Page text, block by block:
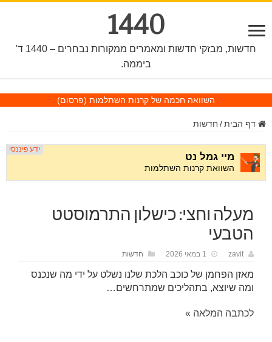
1440
חדשות, מבזקי חדשות ומאמרים ממקורות נבחרים – 1440 ד'
ביממה.
השוואה חכמה של קרנות השתלמות (פרסום)
דף הבית / חדשות
מעלה וחצי: כישלון התרמוסטט
הטבעי
zavit 1 במאי 2026 חדשות
מאזן הפחמן של כוכב הלכת שלנו נשלט על ידי מה שנכנס
ומה שיוצא, בתהליכים שמתרחשים…
לכתבה המלאה »